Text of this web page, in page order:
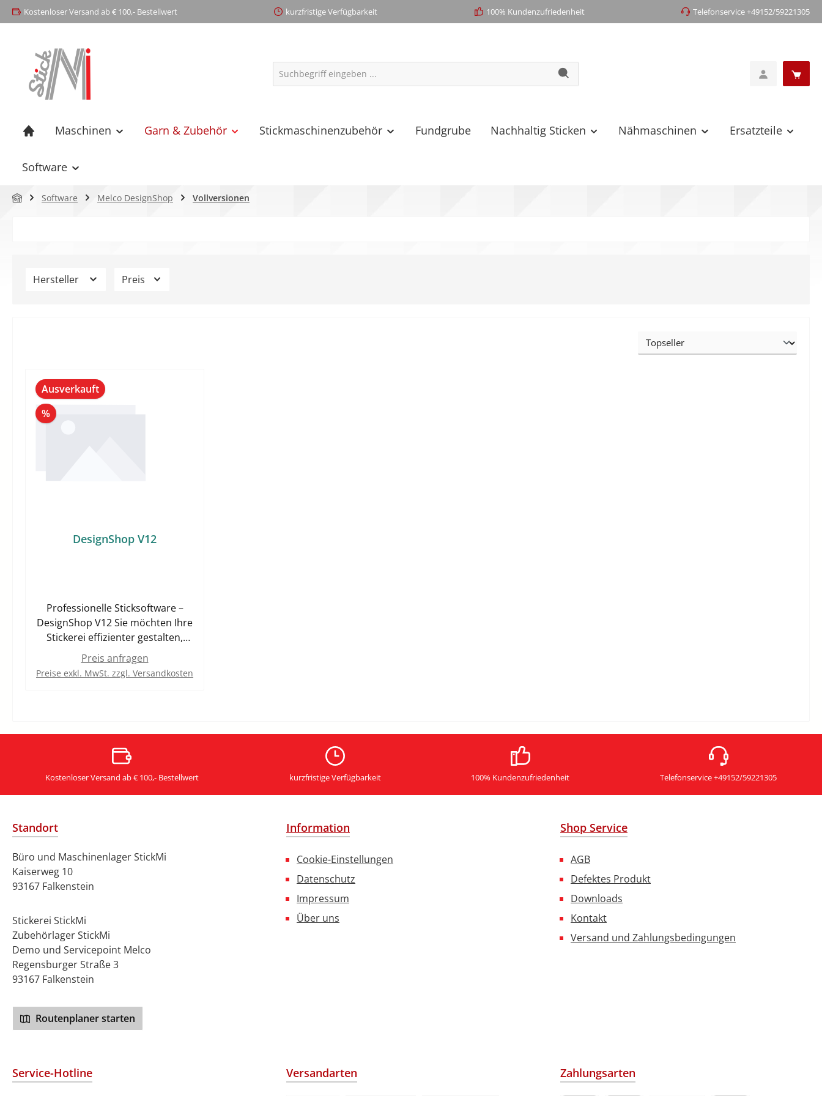
Zur Hauptnavigation springen
Kostenloser Versand ab € 100,- Bestellwert kurzfristige Verfügbarkeit 100% Kundenzufriedenheit Telefonservice +49152/59221305
Maschinen Garn & Zubehör Stickmaschinenzubehör Fundgrube Nachhaltig Sticken Nähmaschinen Ersatzteile
Software
Software Melco DesignShop Vollversionen
Hersteller Preis
Ausverkauft
%Rabatt
DesignShop V12
Professionelle Sticksoftware –
DesignShop V12 Sie möchten Ihre
Stickerei effizienter gestalten,
Designs schneller umsetzen und
dabei maximale Qualität erzielen?
Mit DesignShop V12 erhalten Sie
individuelle Stickdesigns erstellen,
DesignShop V12 bietet Ihnen alle
Werkzeuge, die Sie für einen
benötigen. Ihre Vorteile mit
Benutzeroberfläche: Schneller
Einstieg und effizientes Arbeiten
Leistungsstarke Digitalisierungs-
Designs Maximale
Kontrolle: Feinabstimmung bis ins
kleinste Detail Zeitsparende
Automatisierungen: Mehr
Produktivität im Alltag
Abstimmung mit modernen
Sticksystemen Mit DesignShop
V12 reduzieren Sie manuelle
Qualität Ihrer Stickergebnisse. Für
Preis anfragen
Preise exkl. MwSt. zzgl. Versandkosten
Kostenloser Versand ab € 100,- Bestellwert kurzfristige Verfügbarkeit 100% Kundenzufriedenheit Telefonservice +49152/59221305
Standort
Büro und Maschinenlager StickMi
Kaiserweg 10
93167 Falkenstein
Stickerei StickMi
Zubehörlager StickMi
Demo und Servicepoint Melco
Regensburger Straße 3
93167 Falkenstein
Routenplaner starten
Information
Cookie-Einstellungen
Datenschutz
Impressum
Über uns
Shop Service
AGB
Defektes Produkt
Downloads
Kontakt
Versand und Zahlungsbedingungen
Service-Hotline Versandarten Zahlungsarten